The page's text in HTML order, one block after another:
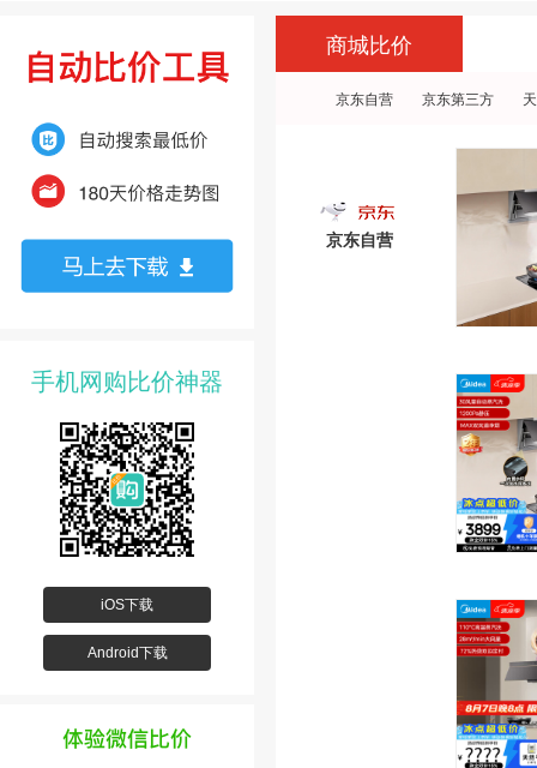
手机网购比价神器
iOS下载
Android下载
商城比价
京东自营 京东第三方
京东自营